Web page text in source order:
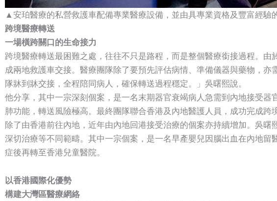
▲安珀醫療的私營救護車配備專業醫療設備，並由具專業資格及豐富經驗
跨境醫療轉送
一場橫跨關口的生命接力
跨境醫療轉送最困難之處，往往不只是路程，而是整個醫療銜接過程。
成兩地救護車交接。醫療團隊除了要預先評估病情、準備儀器與藥物，
隊牀到牀交接，全程陪同病人，確保轉送過程穩定。」吳曙熙說。
他分享，其中一宗深刻個案，是一名末期器官衰竭病人急需到內地接受
肺功能，轉送風險極高。最終團隊聯合香港及內地醫護人員，成功完成跨
除了由香港前往內地，近年由內地回港接受治療的個案亦持續增加。吳
深切治療等不同範疇。其中一宗個案，是一名早產嬰兒因腦出血在內地
症後再轉至香港兒童醫院。
以香港國際化優勢
構建大灣區醫療網絡